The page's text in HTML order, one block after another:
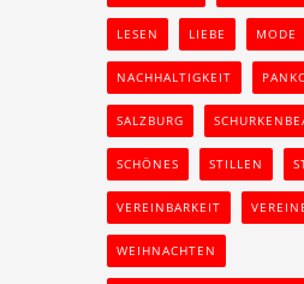
LESEN LIEBE MODE
NACHHALTIGKEIT
SALZBURG
SCHÖNES STILLEN
VEREINBARKEIT
WEIHNACHTEN